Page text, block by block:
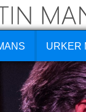
URKER